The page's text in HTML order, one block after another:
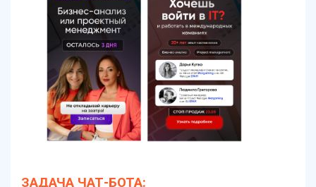
ЗАДАЧА ЧАТ-БОТА: